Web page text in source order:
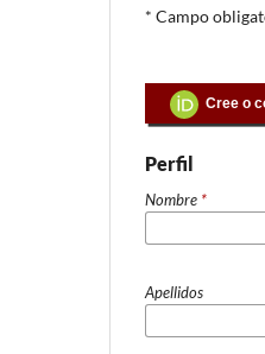
* Campo
Cree o
Perfil
Nombre *
Apellidos